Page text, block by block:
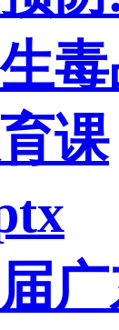
课